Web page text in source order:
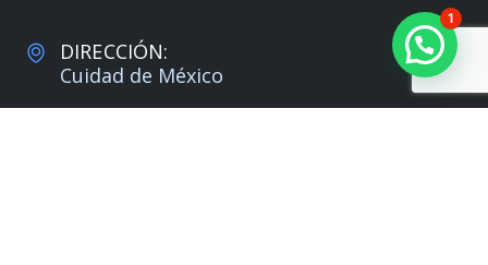
DIRECCIÓN:
Cuidad de México
1